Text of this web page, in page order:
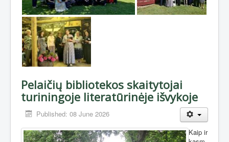
Pelaičių bibliotekos skaitytojai
turiningoje literatūrinėje išvykoje
Published: 08 June 2026
Kaip ir